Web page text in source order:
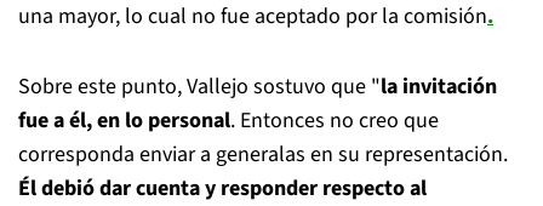
una mayor, lo cual no fue aceptado por la comisión.
Sobre este punto, Vallejo sostuvo que "la invitación
fue a él, en lo personal. Entonces no creo que
corresponda enviar a generalas en su representación.
Él debió dar cuenta y responder respecto al